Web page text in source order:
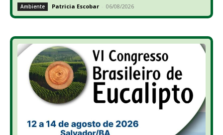
Ambiente Patricia Escobar - 06/08/2026